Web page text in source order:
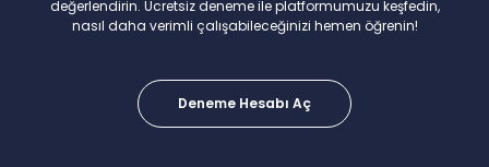
değerlendirin. Ücretsiz deneme ile platformumuzu keşfedin,
nasıl daha verimli çalışabileceğinizi hemen öğrenin!
Deneme Hesabı Aç